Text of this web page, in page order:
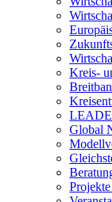
Kreis-
Global